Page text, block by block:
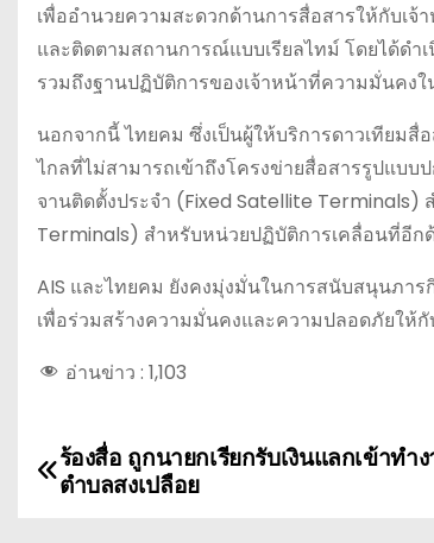
เพื่ออำนวยความสะดวกด้านการสื่อสารให้กับเ
และติดตามสถานการณ์แบบเรียลไทม์ โดยได้ดำ
รวมถึงฐานปฏิบัติการของเจ้าหน้าที่ความมั่นคง
นอกจากนี้ ไทยคม ซึ่งเป็นผู้ให้บริการดาวเทียม
ไกลที่ไม่สามารถเข้าถึงโครงข่ายสื่อสารรูปแบบ
จานติดตั้งประจำ (Fixed Satellite
Terminals) สำหรับหน่วยปฏิบัติการเคลื่อนที่อีก
AIS และไทยคม ยังคงมุ่งมั่นในการสนับสนุนภา
เพื่อร่วมสร้างความมั่นคงและความปลอดภัยให้
อ่านข่าว : 1,103
แร้องสื่อ ถูกนายกเรียกรับเงินแลกเข้าทำ
ตำบลสงเปลือย